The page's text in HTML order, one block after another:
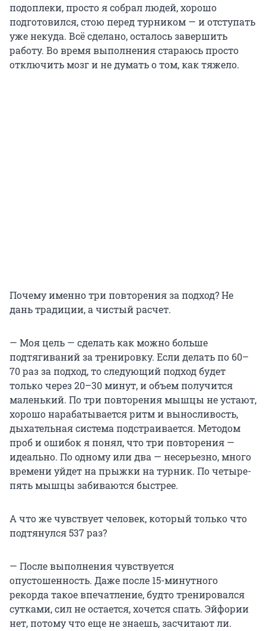
подоплеки, просто я собрал людей, хорошо
подготовился, стою перед турником — и отступать
уже некуда. Всё сделано, осталось завершить
работу. Во время выполнения стараюсь просто
отключить мозг и не думать о том, как тяжело.
Почему именно три повторения за подход? Не
дань традиции, а чистый расчет.
— Моя цель — сделать как можно больше
подтягиваний за тренировку. Если делать по 60–
70 раз за подход, то следующий подход будет
только через 20–30 минут, и объем получится
маленький. По три повторения мышцы не устают,
хорошо нарабатывается ритм и выносливость,
дыхательная система подстраивается. Методом
проб и ошибок я понял, что три повторения —
идеально. По одному или два — несерьезно, много
времени уйдет на прыжки на турник. По четыре-
пять мышцы забиваются быстрее.
А что же чувствует человек, который только что
подтянулся 537 раз?
— После выполнения чувствуется
опустошенность. Даже после 15-минутного
рекорда такое впечатление, будто тренировался
сутками, сил не остается, хочется спать. Эйфории
нет, потому что еще не знаешь, засчитают ли.